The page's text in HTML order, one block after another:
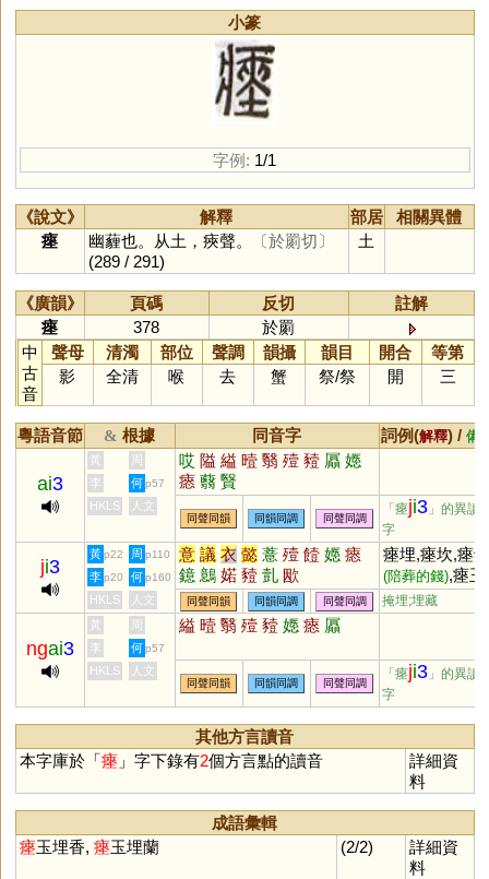
小篆
字例: 1/1
《說文》 解釋 部居
相關異體
瘞
幽薶也。从土，㾜聲。
〔於罽切〕
(289 / 291)
土
《廣韻》 頁碼 反切
註解
瘞
378
於罽
中
古
音
聲母 清濁 部位 聲調 韻攝 韻目 開合
等第
影
全清 喉 去 蟹 祭/祭 開 三
粵語音節 & 根據 同音字 詞例(解釋) / 備
ai3
黃 周 哎 隘 縊 曀 翳 殪 豷 屭 嫕
瘱 蘙 贀
李 何 p57
HKLS 人文
同聲同韻 同韻同調 同聲同調
「瘞ji3 」的異讀
字
ji3
黃 p22 周 p110 意 議 衣 懿 薏 殪 饐 嫕 瘱
鐿 鷾 婼 豷 亄 欭
瘞埋,瘞坎,瘞錢
(陪葬的錢),瘞玉
埋香,斂瘞,奠
瘞,守瘞,焚瘞,
祭地禮儀之一),
瘞繒(古代埋繒
以祭地)
李 p20 何 p160
HKLS 人文 同聲同韻 同韻同調 同聲同調 掩埋;埋藏
ngai3
黃 周 縊 曀 翳 殪 豷 嫕 瘱 屭
李 何 p57
HKLS 人文
同聲同韻 同韻同調 同聲同調
「瘞ji3 」的異讀
字
其他方言讀音
本字庫於「瘞」字下錄有2個方言點的讀音
詳細資
料
成語彙輯
瘞玉埋香, 瘞玉埋蘭 (2/2)
詳細資
料